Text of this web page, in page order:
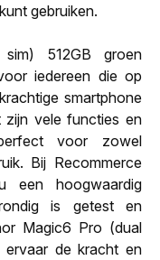
gebruiken.
512GB groen
iedereen die op
smartphone
zijn vele functies en
voor zowel
Bij Recommerce
hoogwaardig
is getest en
Magic6 Pro (dual
ervaar de kracht en